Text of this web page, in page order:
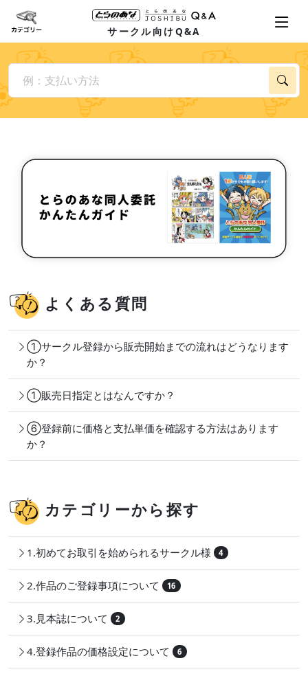
サークル向けQ&A
よくある質問
①サークル登録から販売開始までの流れはどうなります
か？
①販売日指定とはなんですか？
⑥登録前に価格と支払単価を確認する方法はあります
か？
カテゴリーから探す
1.初めてお取引を始められるサークル様 4
2.作品のご登録事項について 16
3.見本誌について 2
4.登録作品の価格設定について 6